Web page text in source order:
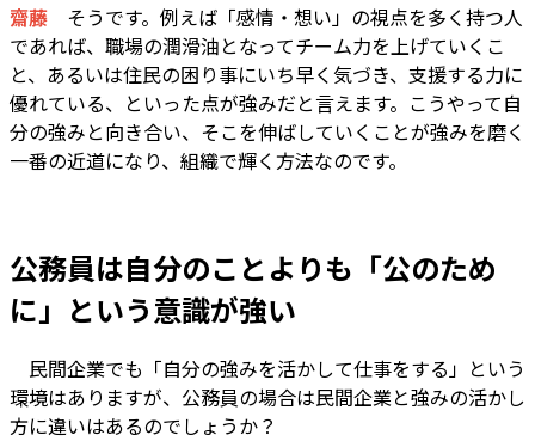
齋藤 そうです。例えば「感情・想い」の視点を多く持つ人
であれば、職場の潤滑油となってチーム力を上げていくこ
と、あるいは住民の困り事にいち早く気づき、支援する力に
優れている、といった点が強みだと言えます。こうやって自
分の強みと向き合い、そこを伸ばしていくことが強みを磨く
一番の近道になり、組織で輝く方法なのです。
公務員は自分のことよりも「公のため
に」という意識が強い
民間企業でも「自分の強みを活かして仕事をする」という
環境はありますが、公務員の場合は民間企業と強みの活かし
方に違いはあるのでしょうか？